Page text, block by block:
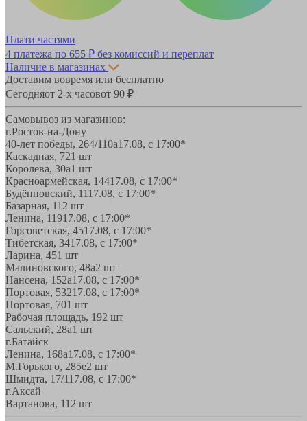
Плати частями
4 платежа по 655 ₽ без комиссий и переплат
Наличие в магазинах
Доставим вовремя или бесплатно
Сегодняот 2-х часовот 90 ₽
Самовывоз из магазинов:
г.Ростов-на-Дону
40-лет победы, 264/110а17.08, с 17:00*
Каскадная, 721 шт
Королева, 30а1 шт
Красноармейская, 14417.08, с 17:00*
Будённовский, 1117.08, с 17:00*
Базарная, 11 2 шт
Ленина, 11917.08, с 17:00*
Горсоветская, 4517.08, с 17:00*
Тибетская, 3417.08, с 17:00*
Ларина, 451 шт
Малиновского, 48а2 шт
Нансена, 152а17.08, с 17:00*
Портовая, 53217.08, с 17:00*
Портовая, 701 шт
Рабочая площадь, 192 шт
Сальский, 28a1 шт
г.Батайск
Ленина, 168а17.08, с 17:00*
М.Горького, 285е2 шт
Шмидта, 17/117.08, с 17:00*
г.Аксай
Вартанова, 11 2 шт